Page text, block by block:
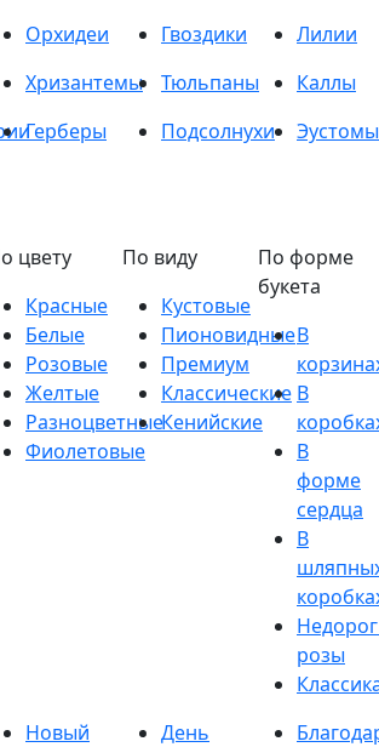
Орхидеи Гвоздики
Лилии
Хризантемы Тюльпаны
Каллы
Герберы Подсолнухи
Эустомы
цвету
Красные
Белые
Розовые
Желтые
Разноцветные
Фиолетовые
По виду
Кустовые
Пионовидные
Премиум
Классические
Кенийские
По форме
букета
В
В
В
форме
сердца
В
розы
Новый
День